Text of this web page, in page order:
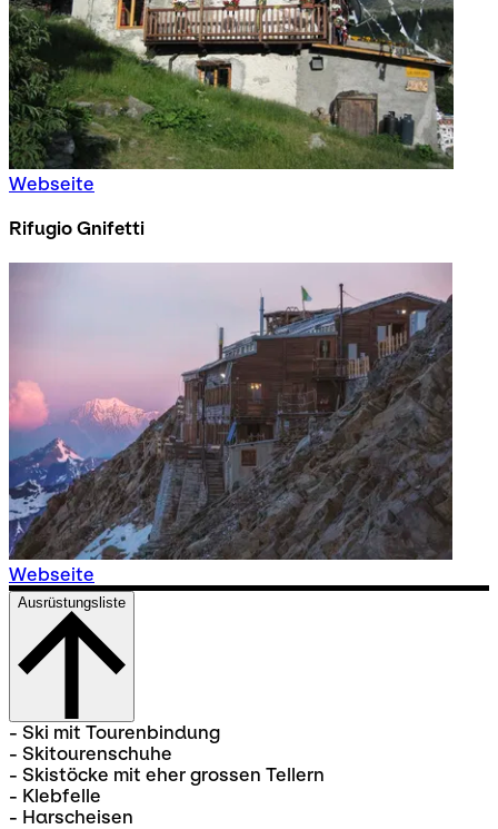
Webseite
Rifugio Gnifetti
Webseite
Ausrüstungsliste
- Ski mit Tourenbindung
- Skitourenschuhe
- Skistöcke mit eher grossen Tellern
- Klebfelle
- Harscheisen